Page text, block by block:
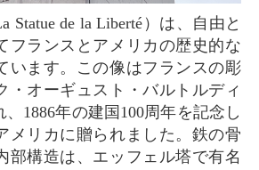
フランスとアメリカの歴史的な
います。この像はフランスの彫
・オーギュスト・バルトルディ
1886年の建国100周年を記念し
メリカに贈られました。鉄の骨
部構造は、エッフェル塔で有名